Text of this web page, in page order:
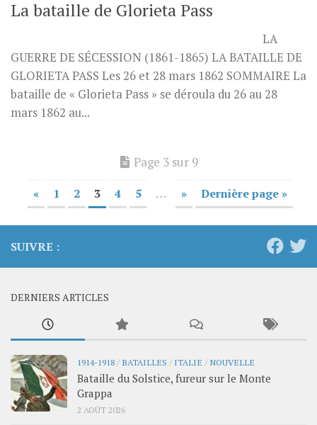
La bataille de Glorieta Pass
LA
GUERRE DE SÉCESSION (1861-1865) LA BATAILLE DE
GLORIETA PASS Les 26 et 28 mars 1862 SOMMAIRE La
bataille de « Glorieta Pass » se déroula du 26 au 28
mars 1862 au...
Page 3 sur 9
« 1 2 3 4 5 … » Dernière page »
SUIVRE :
DERNIERS ARTICLES
1914-1918 / BATAILLES / ITALIE / NOUVELLE
Bataille du Solstice, fureur sur le Monte
Grappa
2 AOÛT 2026